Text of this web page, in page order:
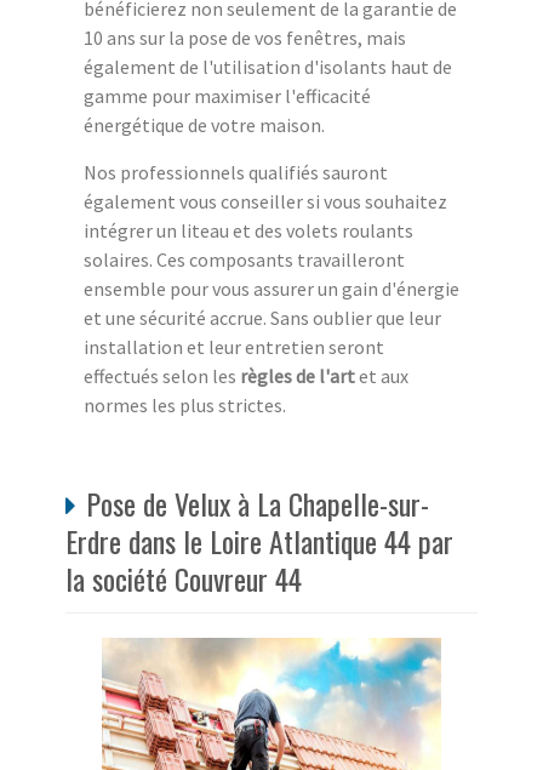
bénéficierez non seulement de la garantie de
10 ans sur la pose de vos fenêtres, mais
également de l'utilisation d'isolants haut de
gamme pour maximiser l'efficacité
énergétique de votre maison.
Nos professionnels qualifiés sauront
également vous conseiller si vous souhaitez
intégrer un liteau et des volets roulants
solaires. Ces composants travailleront
ensemble pour vous assurer un gain d'énergie
et une sécurité accrue. Sans oublier que leur
installation et leur entretien seront
effectués selon les règles de l'artet aux
normes les plus strictes.
Pose de Velux à La Chapelle-sur-
Erdre dans le Loire Atlantique 44 par
la société Couvreur 44